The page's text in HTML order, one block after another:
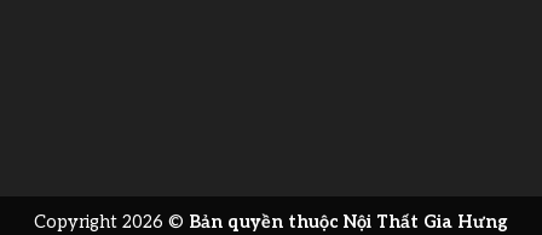
Copyright 2026 © Bản quyền thuộc Nội Thất Gia Hưng